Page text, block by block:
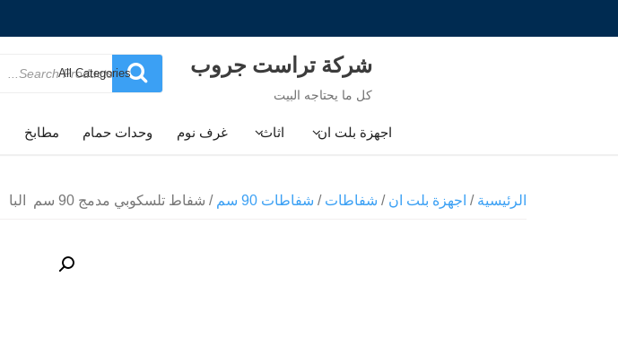
شركة تراست جروب
كل ما يحتاجه البيت
Search
for
اجهزة بلت ان اثاث غرف نوم وحدات حمام مطابخ
الرئيسية / اجهزة بلت ان / شفاطات / شفاطات 90 سم / شفاط تلسكوبي مدمج 90 سم البا